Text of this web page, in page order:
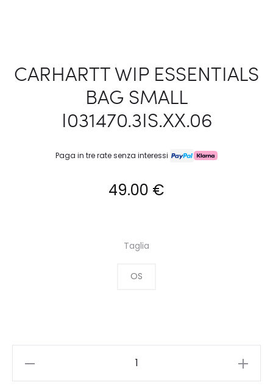
CARHARTT WIP ESSENTIALS
BAG SMALL
I031470.3IS.XX.06
Paga in tre rate senza interessi
49.00 €
Taglia
OS